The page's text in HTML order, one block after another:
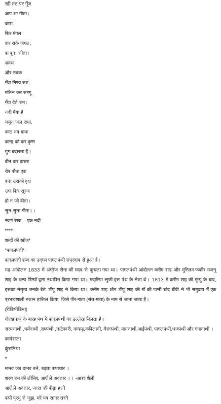
रही तट पर गूँज
आप आ गीता।
काश,
फिर मंगल
कर सके जंगल,
पा पुन: सीता।
अवध
और रजक
गँवा निष्ठा सत
मलिन कर सरयू
गँवा देते राम।
नदी मैया है
जमुन जल राधा,
काट भव बाधा
कान्ह को कर कृष्ण
युग बदलता है।
बीन कर कचरा
रोप पौधा एक
बना उसको वृक्ष
उगा फिर सूरज
हो न जो बीता।
सुन-सुना गीता।।
स्वर्ण रेखा = एक नदी
****
शब्दों की खोज*
*पागलपंती*
पागलपंती शब्द का उद्गम पागलपंथी संप्रदाय से हुआ है।
यह आंदोलन 1833 में अंग्रेज सेना की मदद से कुचला गया था। पागलपंथी आंदोलन करीम शाह और मुस्लिम फकीर मजनू
शाह के अन्य शिष्यों द्वारा स्थापित किया गया था। मदारिया सूफी इस पंथ के नेता थे। 1813 में करीम शाह की मृत्यु के बाद,
इसका नेतृत्व उनके बेटे टीपू शाह ने किया था। करीम शाह और टीपू शाह की माँ की पत्नी चांद बीबी ने भी समुदाय में एक
प्रभावशाली स्थान हासिल किया, जिसे पीर-माता (संत-माता) के नाम से जाना जाता है।
(विकिपीडिया)
गोरखनाथ के बारह पंथ में पागलपंथी का उल्लेख मिलता है।
सत्यनाथी ,धर्मनाथी ,रामपंथी ,नाटेश्वरी, कन्हड़,कपिलानी, वैरागपंथी, माननाथी,आईपंथी, पागलपंथी,धजपंथी और गंगानाथी ।
कार्यशाला
कुंडलिया
*
मानव जब दानव बने, बढ़ता पापाचार ।
शरण राम की लीजिए, आएँ ले अवतार ।। -आशा शैली
आएँ ले अवतार, जगत की पीड़ा हरने
पापी प्रभु से जूझ, मरें भव सागर तरने